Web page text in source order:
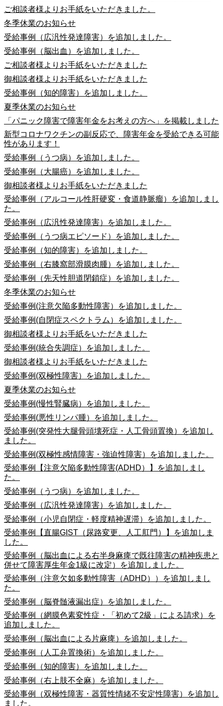
ご相談者様よりお手紙をいただきました。
冬季休業のお知らせ
受給事例（広汎性発達障害）を追加しました。
受給事例（脳出血）を追加しました。
ご相談者様よりお手紙をいただきました
御相談者様よりお手紙をいただきました
受給事例（知的障害）を追加しました。
夏季休業のお知らせ
「パニック障害で障害年金をお考えの方へ」を掲載しました
新型コロナワクチンの副反応で、障害年金を受給できる可能
性があります！
受給事例（うつ病）を追加しました。
受給事例（大腸癌）を追加しました。
御相談者様よりお手紙をいただきました
受給事例（アルコール性肝硬変・食道静脈瘤）を追加しまし
た。
受給事例（広汎性発達障害）を追加しました。
受給事例（うつ病エピソード）を追加しました。
受給事例（知的障害）を追加しました。
受給事例（右膝窩部滑膜肉腫）を追加しました。
受給事例（先天性胆道閉鎖症）を追加しました。
冬季休業のお知らせ
受給事例(注意欠陥多動性障害）を追加しました。
受給事例(自閉症スペクトラム）を追加しました。
御相談者様よりお手紙をいただきました
受給事例(統合失調症）を追加しました。
御相談者様よりお手紙をいただきました
受給事例(双極性障害）を追加しました。
夏季休業のお知らせ
受給事例(慢性腎臓病）を追加しました。
受給事例(悪性リンパ腫）を追加しました。
受給事例(突発性大腿骨頭壊死症・人工骨頭置換）を追加し
ました。
受給事例(双極性感情障害・強迫性障害）を追加しました。
受給事例【注意欠陥多動性障害(ADHD）】を追加しまし
た。
受給事例（うつ病）を追加しました。
受給事例（広汎性発達障害）を追加しました。
受給事例（小児自閉症・軽度精神遅滞）を追加しました。
受給事例【直腸GIST（尿路変更、人工肛門）】を追加しま
した。
受給事例（脳出血による右半身麻痺で既往障害の精神疾患と
併せて障害厚生年金1級に改定）を追加しました。
受給事例（注意欠如多動性障害（ADHD））を追加しまし
た。
受給事例（脳脊髄液漏出症）を追加しました。
受給事例（網膜色素変性症・「初めて2級」による請求）を
追加しました。
受給事例（脳出血による片麻痺）を追加しました。
受給事例（人工弁置換術）を追加しました。
受給事例（知的障害）を追加しました。
受給事例（右上肢不全麻）を追加しました。
受給事例（双極性障害・器質性情緒不安定性障害）を追加し
ました。